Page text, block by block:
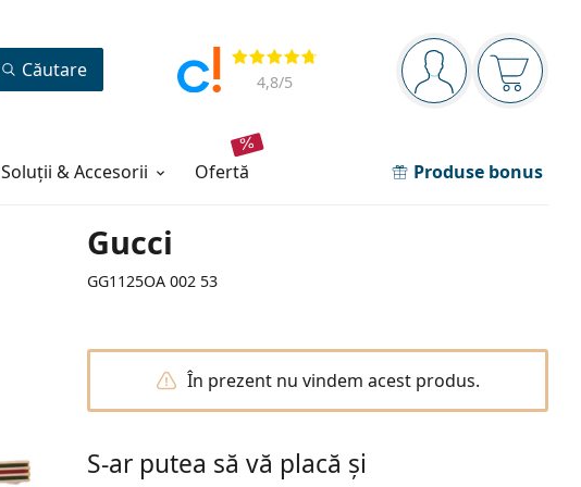
Panou de navigare
Sunteți logat
Coșul
Opinii
4,8/5
Căutare
Soluții & Accesorii ofertă Produse bonus
Gucci
GG1125OA 002 53
În prezent nu vindem acest produs.
S-ar putea să vă placă și